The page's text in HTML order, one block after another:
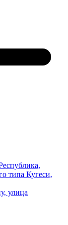
типа Кугеси,
улица